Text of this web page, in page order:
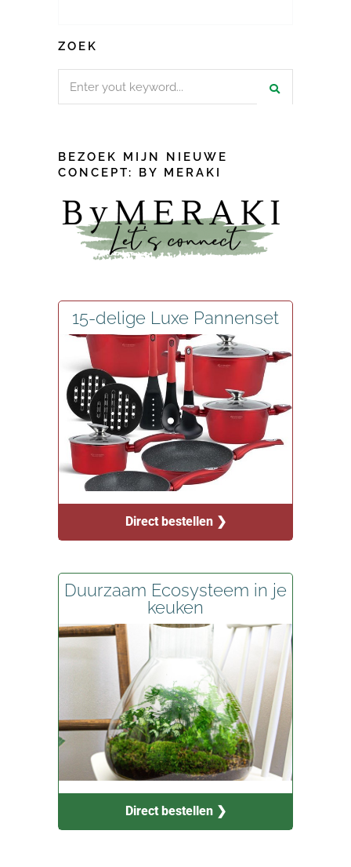
ZOEK
Search
BEZOEK MIJN NIEUWE
CONCEPT: BY MERAKI
15-delige Luxe Pannenset
Direct bestellen ❯
Duurzaam Ecosysteem in je
keuken
Direct bestellen ❯